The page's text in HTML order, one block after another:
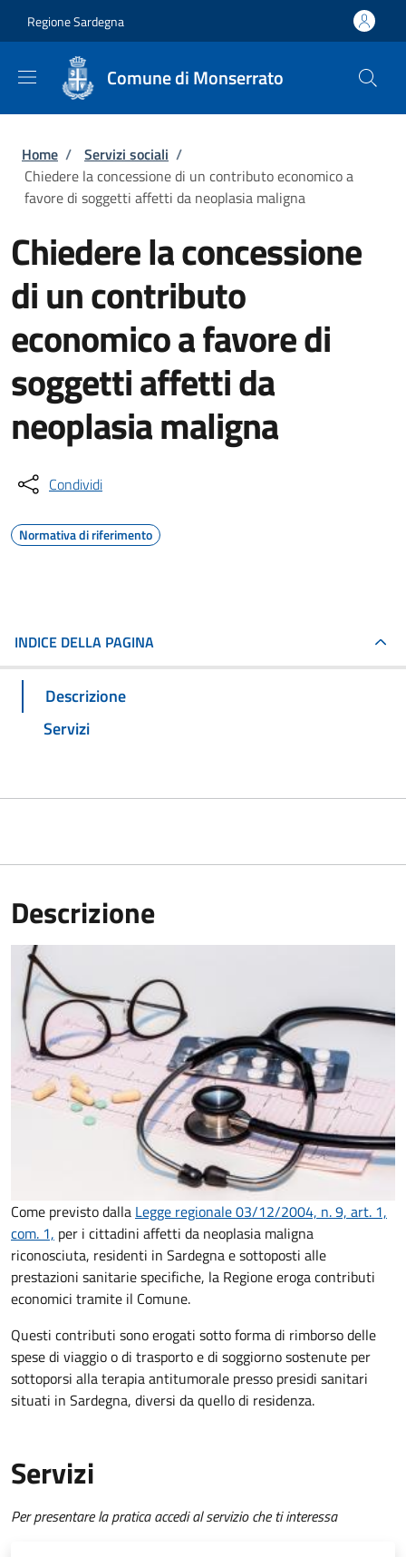
Regione Sardegna
Comune di Monserrato
Briciole di pane
Home / Servizi sociali /
Chiedere la concessione di un contributo economico a
favore di soggetti affetti da neoplasia maligna
Chiedere la concessione
di un contributo
economico a favore di
soggetti affetti da
neoplasia maligna
Condividi
Normativa di riferimento
INDICE DELLA PAGINA
Descrizione
Servizi
Descrizione
Come previsto dalla Legge regionale 03/12/2004, n. 9, art. 1,
com. 1, per i cittadini affetti da neoplasia maligna
riconosciuta, residenti in Sardegna e sottoposti alle
prestazioni sanitarie specifiche, la Regione eroga contributi
economici tramite il Comune.
Questi contributi sono erogati sotto forma di rimborso delle
spese di viaggio o di trasporto e di soggiorno sostenute per
sottoporsi alla terapia antitumorale presso presidi sanitari
situati in Sardegna, diversi da quello di residenza.
Servizi
Per presentare la pratica accedi al servizio che ti interessa